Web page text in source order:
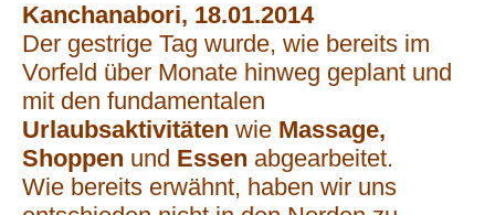
Kanchanabori, 18.01.2014
Der gestrige Tag wurde, wie bereits im
Vorfeld über Monate hinweg geplant und
mit den fundamentalen
Urlaubsaktivitäten wie Massage,
Shoppen und Essen abgearbeitet.
Wie bereits erwähnt, haben wir uns